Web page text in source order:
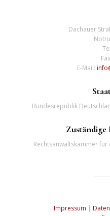
Dachauer
E-Mail:
Bundesrepublik
Zuständige
Rechtsanwaltskammer
Impressum |